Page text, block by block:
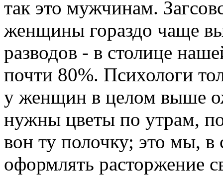
так это мужчинам.
женщины гораздо чаще
разводов - в столице
почти 80%. Психологи
у женщин в целом выше
нужны цветы по утрам,
вон ту полочку; это мы, в
оформлять расторжение